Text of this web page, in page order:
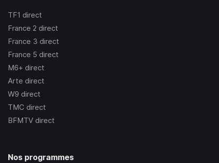
TF1 direct
France 2 direct
France 3 direct
France 5 direct
M6+ direct
Arte direct
W9 direct
TMC direct
BFMTV direct
Nos programmes